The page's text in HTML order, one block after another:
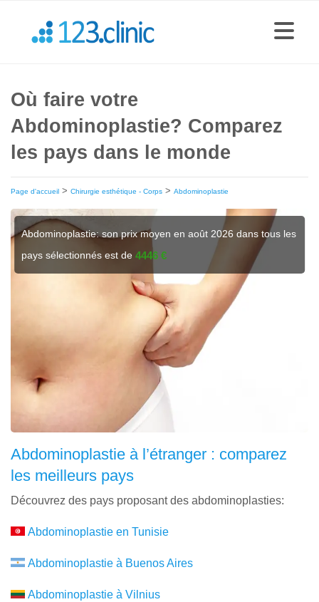
Où faire votre
Abdominoplastie? Comparez
les pays dans le monde
Page d'accueil > Chirurgie esthétique - Corps > Abdominoplastie
Abdominoplastie: son prix moyen en août 2026 dans tous les
pays sélectionnés est de4446 €
Abdominoplastie à l’étranger : comparez
les meilleurs pays
Découvrez des pays proposant des abdominoplasties:
Abdominoplastie en Tunisie
Abdominoplastie à Buenos Aires
Abdominoplastie à Vilnius